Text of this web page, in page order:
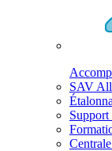
SAV
Support